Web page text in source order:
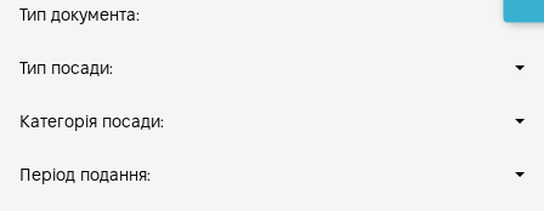
Тип документа:
Тип посади:
Категорія посади:
Період подання: